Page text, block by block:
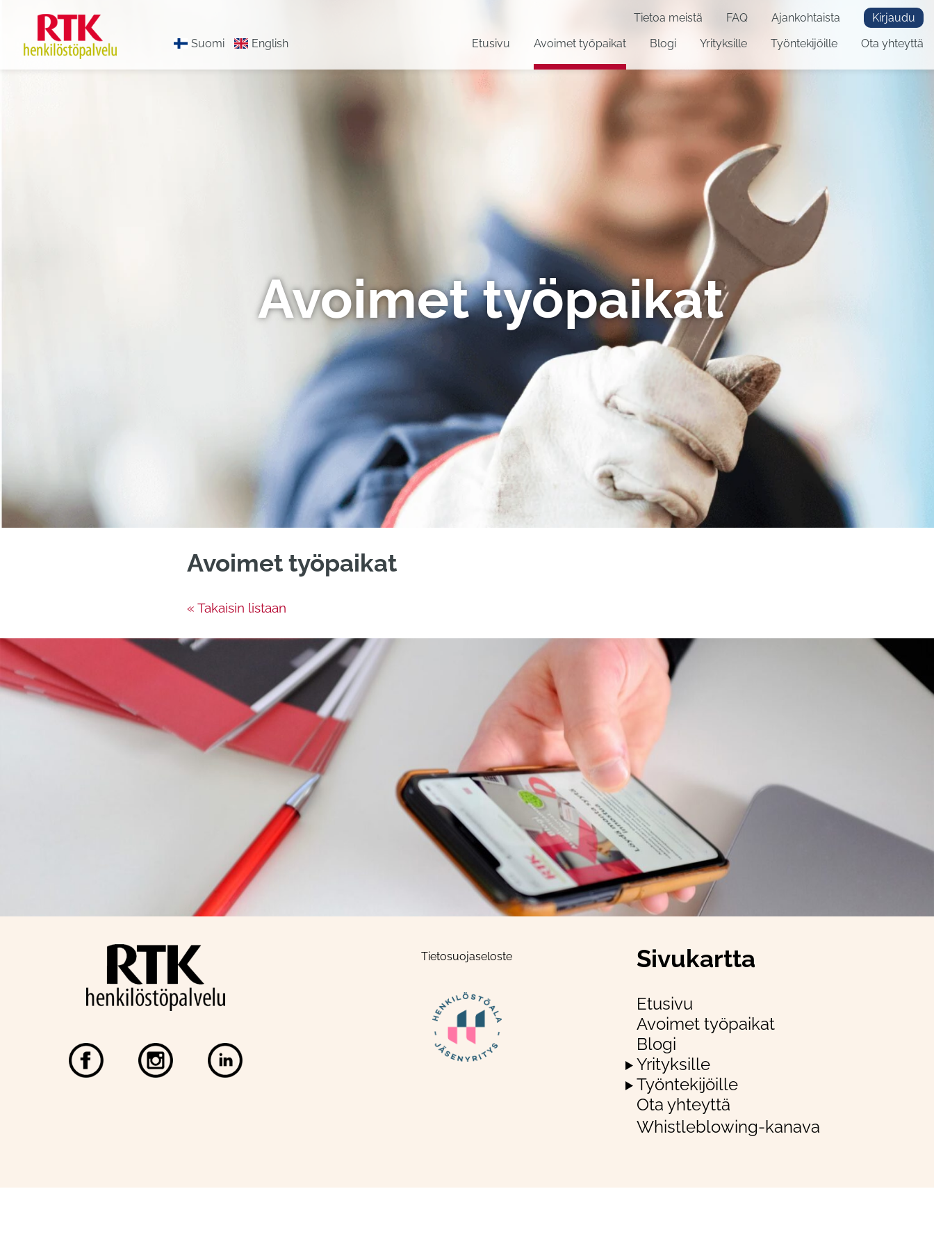
Suomi English Etusivu Avoimet työpaikat Blogi Yrityksille Työntekijöille Ota yhteyttä
Tietoa meistä FAQ Ajankohtaista Kirjaudu
Avoimet työpaikat
Avoimet työpaikat
« Takaisin listaan
Tietosuojaseloste Sivukartta
Etusivu
Avoimet työpaikat
Blogi
Yrityksille
Työntekijöille
Ota yhteyttä
Whistleblowing-kanava